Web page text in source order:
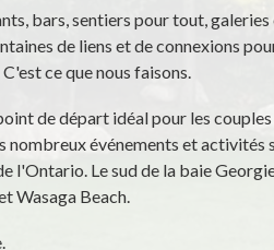
bars, sentiers pour tout, galeries
de liens et de connexions
ce que nous faisons.
de départ idéal pour les
nombreux événements et activités
l'Ontario. Le sud de la baie
Wasaga Beach.